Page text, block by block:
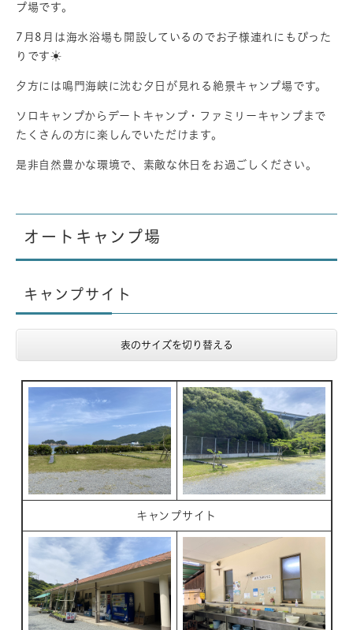
プ場です。
7月8月は海水浴場も開設しているのでお子様連れにもぴった
りです☀
夕方には鳴門海峡に沈む夕日が見れる絶景キャンプ場です。
ソロキャンプからデートキャンプ・ファミリーキャンプまで
たくさんの方に楽しんでいただけます。
是非自然豊かな環境で、素敵な休日をお過ごしください。
オートキャンプ場
キャンプサイト
表のサイズを切り替える
キャンプサイト